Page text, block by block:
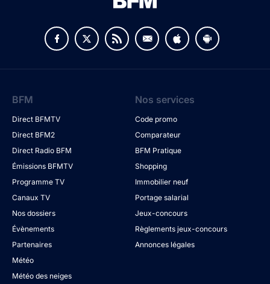
BFM
Direct BFMTV
Direct BFM2
Direct Radio BFM
Émissions BFMTV
Programme TV
Canaux TV
Nos dossiers
Évènements
Partenaires
Météo
Météo des neiges
Nos services
Code promo
Comparateur
BFM Pratique
Shopping
Immobilier neuf
Portage salarial
Jeux-concours
Règlements jeux-concours
Annonces légales